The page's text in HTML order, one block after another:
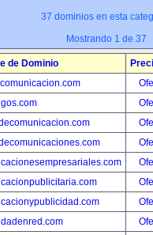
37 dominios en esta
Mostrando 1 de 37
de Dominio